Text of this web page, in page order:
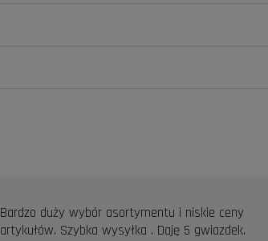
Bardzo duży wybór asortymentu i niskie ceny
artykułów. Szybka wysyłka . Daję 5 gwiazdek.